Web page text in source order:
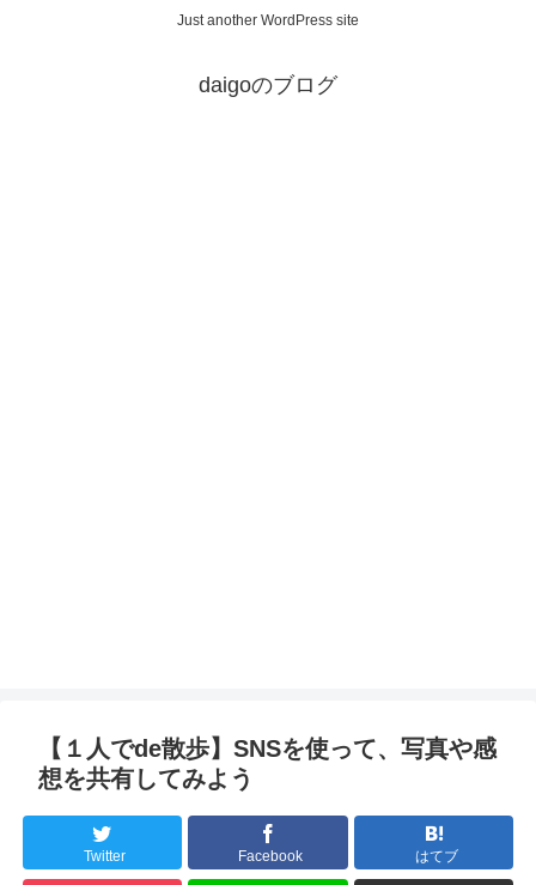
Just another WordPress site
daigoのブログ
【１人でde散歩】SNSを使って、写真や感
想を共有してみよう
Twitter Facebook はてブ